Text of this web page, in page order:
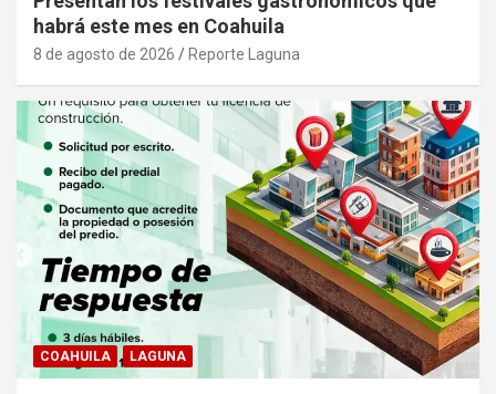
habrá este mes en Coahuila
8 de agosto de 2026 Reporte Laguna
COAHUILA LAGUNA